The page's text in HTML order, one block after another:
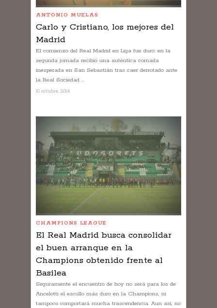
ANTONIO MUELAS
Carlo y Cristiano, los mejores del
Madrid
El comienzo del Real Madrid en Liga fue duro: en la
segunda jornada recibió una auténtica cornada
inesperada en San Sebastián tras caer derrotado ante
la Real Sociedad ...
10 octubre, 2014
CHAMPIONS LEAGUE
El Real Madrid busca consolidar
el buen arranque en la
Champions obtenido frente al
Basilea
Seguramente el encuentro de hoy no será para los de
Ancelotti el escollo más duro en la Champions, ni
tampoco comportará mucha trascendencia. Aun así, no